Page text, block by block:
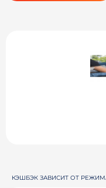
КЭШБЭК ЗАВИСИТ ОТ